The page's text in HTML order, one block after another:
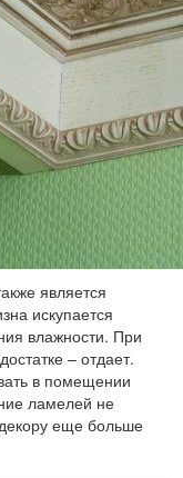
является
искупается
влажности. При
– отдает.
в помещении
ламелей не
еще больше